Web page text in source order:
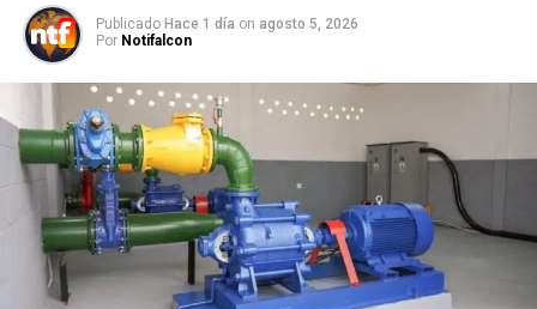
Publicado Hace 1 día on agosto 5, 2026
Por Notifalcon